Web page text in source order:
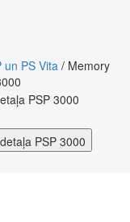
un PS Vita / Memory